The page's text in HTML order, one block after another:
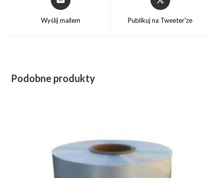
in
new
Wyślij mailem
in
new
Publikuj na Tweeter'ze
Podobne produkty